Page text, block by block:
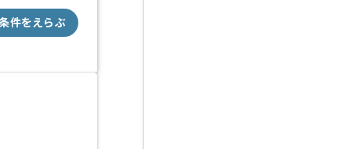
件をえらぶ